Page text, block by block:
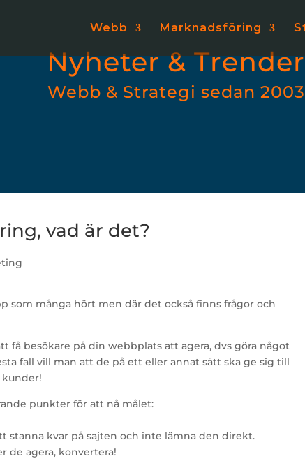
Webb Marknadsföring
Nyheter & Trender
Webb & Strategi sedan 2003
vad är det?
som många hört men där det också finns frågor och
få besökare på din webbplats att agera, dvs göra något
fall vill man att de på ett eller annat sätt ska ge sig till
kunder!
punkter för att nå målet:
stanna kvar på sajten och inte lämna den direkt.
de agera, konvertera!